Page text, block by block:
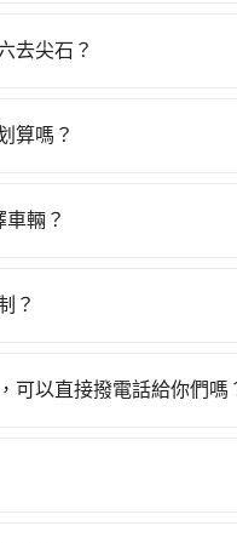
多僅16班次，如果行程
等待車站前排班的計程
一輛小黃了，雲林縣少
如果你是三人以下要乘
去尖石？
邊可隨租隨借的iRent應
罰單都需自付。再者，
偶爾也會遇到明明已經
。
算嗎？
麗計程車、斗六計程車
雲林縣有些計程車司機
輛？
，如扣掉司機就只能乘
位，建議預約一台九人
？
可以直接撥電話給你們嗎
政費用。